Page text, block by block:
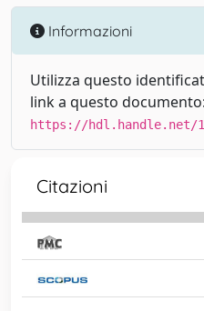
Informazioni
Utilizza questo
link a questo documento:
https://hdl.handle.net/
Citazioni